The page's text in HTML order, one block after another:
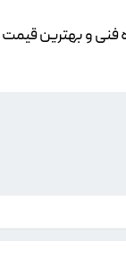
و بهترین قیمت